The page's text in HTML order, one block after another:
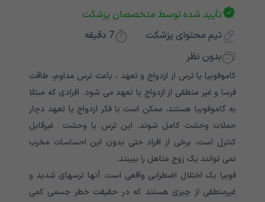
تأیید شده توسط متخصصان پزشکت
تیم محتوای پزشکت
7 دقیقه
بدون نظر
گاموفوبیا یا ترس از ازدواج و تعهد ، باعث ترس مداوم، طاقت
فرسا و غیر منطقی از ازدواج یا تعهد می شود. افرادی که مبتلا
به گاموفوبیا هستند، ممکن است با فکر ازدواج یا تعهد دچار
حملات وحشت کامل شوند. این ترس یا وحشت غیرقابل
کنترل است. برخی از افراد حتی بدون این احساسات مخرب
نمی توانند یک زوج متاهل را ببینند.
فوبیا یک اختلال اضطرابی واقعی است. آنها ترسهای شدید و
غیرمنطقی از چیزی هستند که در حقیقت خطر جسمی کمی